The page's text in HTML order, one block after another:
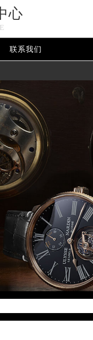
心
联系我们
加拨“+86”）